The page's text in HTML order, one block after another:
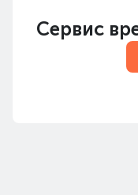
Сервис